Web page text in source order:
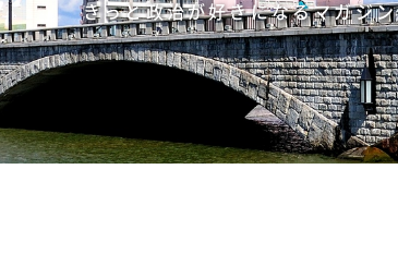
きっと政治が好きになるマガジン